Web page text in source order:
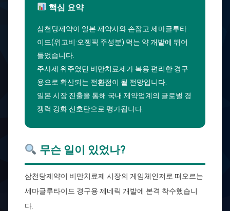
핵심 요약
삼천당제약이 일본 제약사와 손잡고 세마글루타
이드(위고비·오젬픽 주성분) 먹는 약 개발에 뛰어
들었습니다.
주사제 위주였던 비만치료제가 복용 편리한 경구
용으로 확산되는 전환점이 될 전망입니다.
일본 시장 진출을 통해 국내 제약업계의 글로벌 경
쟁력 강화 신호탄으로 평가됩니다.
무슨 일이 있었나?
삼천당제약이 비만치료제 시장의 게임체인저로 떠오르는
세마글루타이드 경구용 제네릭 개발에 본격 착수했습니
다.